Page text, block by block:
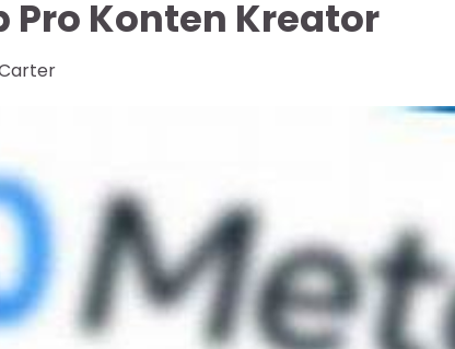
Pro Konten Kreator